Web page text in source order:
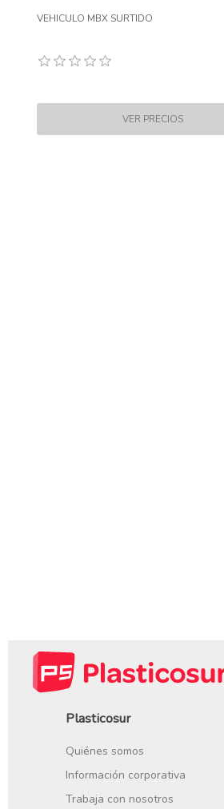
VEHICULO MBX SURTIDO
Plasticosur
Quiénes somos
Información corporativa
Trabaja con nosotros